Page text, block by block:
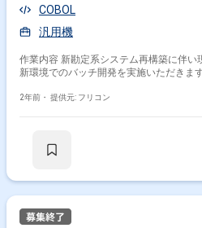
COBOL
汎用機
作業内容 新勘定系システム再構築に伴
新環境でのバッチ開発を実施いただきます
2年前・ 提供元: フリコン